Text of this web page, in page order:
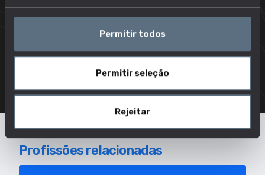
Permitir todos
Permitir seleção
Rejeitar
Manter registos dos níveis de stocks e das
transações financeiras
Promover e publicitar bens e serviços do
estabelecimento de comércio
Profissões relacionadas